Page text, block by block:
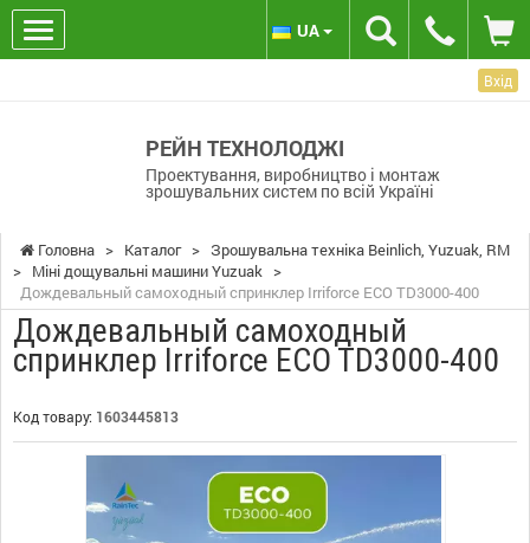
Вхід
РЕЙН ТЕХНОЛОДЖІ
Проектування, виробництво і монтаж
зрошувальних систем по всій Україні
UA
Головна > Каталог > Зрошувальна техніка Beinlich, Yuzuak, RM
> Міні дощувальні машини Yuzuak
>
Дождевальный самоходный спринклер Irriforce ECO TD3000-400
Дождевальный самоходный
спринклер Irriforce ECO TD3000-400
Код товару: 1603445813